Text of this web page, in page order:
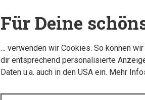
Für Deine
… verwenden wir Cookies. So können
dir entsprechend personalisierte
Daten u.a. auch in den USA ein. Mehr